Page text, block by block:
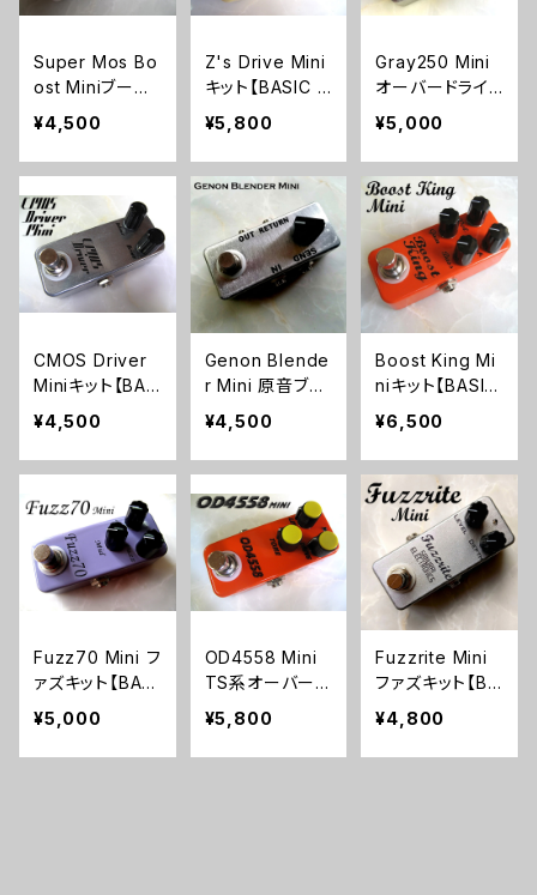
Super Mos Bo
ost Miniブース
ターキット【BASI
C KIT】
¥4,500
Z's Drive Mini
キット【BASIC K
IT】
¥5,800
Gray250 Mini
オーバードライ
ブキット【BASIC
KIT】
¥5,000
CMOS Driver
Miniキット【BAS
IC KIT】
¥4,500
Genon Blende
r Mini 原音ブレ
ンドキット【BASI
C KIT】
¥4,500
Boost King Mi
niキット【BASIC
KIT】
¥6,500
Fuzz70 Mini フ
ァズキット【BASI
C KIT】
¥5,000
OD4558 Mini
TS系オーバード
ライブキット【BA
SIC KIT】
¥5,800
Fuzzrite Mini
ファズキット【BA
SIC KIT】
¥4,800